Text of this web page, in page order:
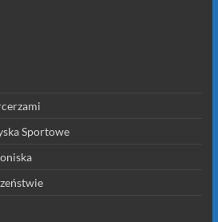
Sportowe